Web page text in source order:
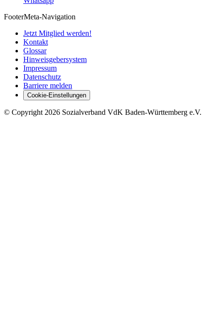
FooterMeta-Navigation
Jetzt Mitglied werden!
Kontakt
Glossar
Hinweisgebersystem
Impressum
Datenschutz
Barriere melden
Cookie-Einstellungen
© Copyright 2026 Sozialverband VdK Baden-Württemberg e.V.